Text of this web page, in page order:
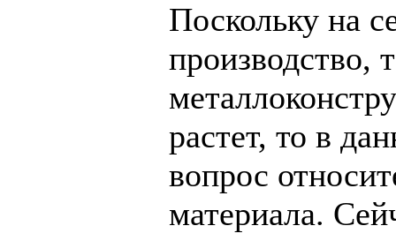
Поскольку на
производство,
растет, то в
вопрос
материала.